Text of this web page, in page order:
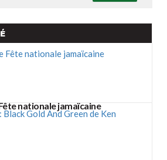
nationale jamaïcaine